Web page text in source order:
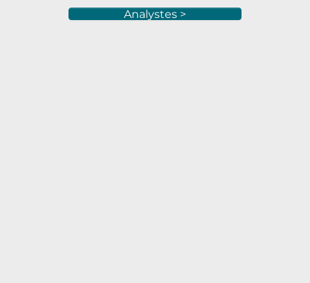
Analystes >